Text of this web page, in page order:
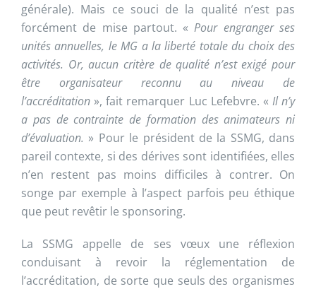
générale). Mais ce souci de la qualité n’est pas
forcément de mise partout. «Pour engranger ses
unités annuelles, le MG a la liberté totale du choix des
activités. Or, aucun critère de qualité n’est exigé pour
être organisateur reconnu au niveau de
l’accréditation », fait remarquer Luc Lefebvre. « Il n’y
a pas de contrainte de formation des animateurs ni
d’évaluation. » Pour le président de la SSMG, dans
pareil contexte, si des dérives sont identifiées, elles
n’en restent pas moins difficiles à contrer. On
songe par exemple à l’aspect parfois peu éthique
que peut revêtir le sponsoring.
La SSMG appelle de ses vœux une réflexion
conduisant à revoir la réglementation de
l’accréditation, de sorte que seuls des organismes